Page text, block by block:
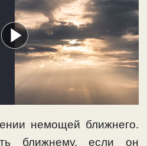
немощей ближнего.
ближнему, если он